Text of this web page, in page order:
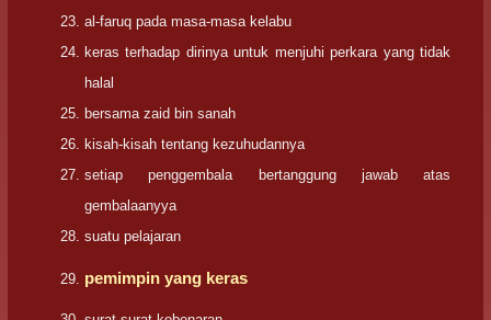
al-faruq pada masa-masa kelabu
keras terhadap dirinya untuk menjuhi perkara yang tidak
halal
bersama zaid bin sanah
kisah-kisah tentang kezuhudannya
setiap penggembala bertanggung jawab atas
gembalaanyya
suatu pelajaran
pemimpin yang keras